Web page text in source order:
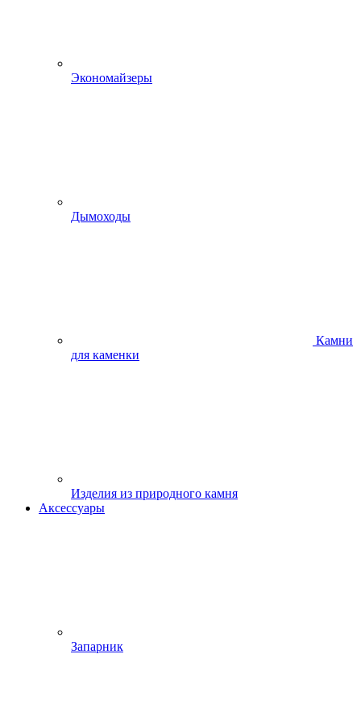
Экономайзеры
Дымоходы
Камни
для каменки
Изделия из природного камня
Аксессуары
Запарник